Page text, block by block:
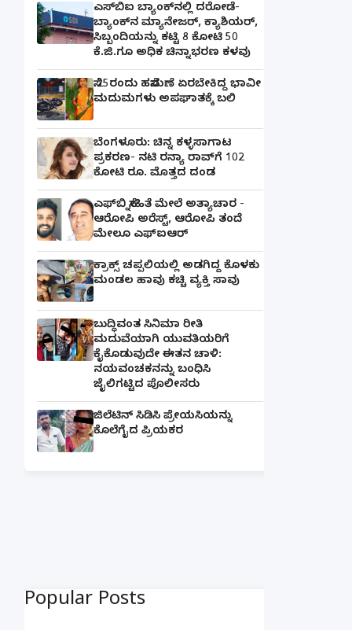
ಎಸ್‌ಬಿಐ ಬ್ಯಾಂಕ್‌ನಲ್ಲಿ‌ ದರೋಡೆ-
ಬ್ಯಾಂಕ್​ನ ಮ್ಯಾನೇಜರ್‌, ಕ್ಯಾಶಿಯರ್‌,
ಸಿಬ್ಬಂದಿಯನ್ನು ಕಟ್ಟಿ 8 ಕೋಟಿ 50
ಕೆ.ಜಿ.ಗೂ ಅಧಿಕ ಚಿನ್ನಾಭರಣ ಕಳವು
ಸೆ.25ರಂದು ಹಸೆಮಣೆ ಏರಬೇಕಿದ್ದ ಭಾವೀ
ಮದುಮಗಳು ಅಪಘಾತಕ್ಕೆ ಬಲಿ
ಬೆಂಗಳೂರು: ಚಿನ್ನ ಕಳ್ಳಸಾಗಾಟ
ಪ್ರಕರಣ- ನಟಿ ರನ್ಯಾ ರಾವ್‌ಗೆ 102
ಕೋಟಿ ರೂ. ಮೊತ್ತದ ದಂಡ
ಎಫ್‌ಬಿ ಸ್ನೇಹಿತೆ ಮೇಲೆ ಅತ್ಯಾಚಾರ -
ಆರೋಪಿ ಅರೆಸ್ಟ್, ಆರೋಪಿ ತಂದೆ
ಮೇಲೂ ಎಫ್ಐಆರ್
ಕ್ರಾಕ್ಸ್ ಚಪ್ಪಲಿಯಲ್ಲಿ ಅಡಗಿದ್ದ ಕೊಳಕು
ಮಂಡಲ ಹಾವು ಕಚ್ಚಿ ವ್ಯಕ್ತಿ ಸಾವು
ಬುದ್ಧಿವಂತ ಸಿನಿಮಾ ರೀತಿ
ಮದುವೆಯಾಗಿ ಯುವತಿಯರಿಗೆ
ಕೈಕೊಡುವುದೇ ಈತನ ಚಾಳಿ:
ನಯವಂಚಕನನ್ನು ಬಂಧಿಸಿ
ಜೈಲಿಗಟ್ಟಿದ ಪೊಲೀಸರು
ಜಿಲೆಟಿನ್ ಸಿಡಿಸಿ ಪ್ರೇಯಸಿಯನ್ನು
ಕೊಲೆಗೈದ ಪ್ರಿಯಕರ
Popular Posts